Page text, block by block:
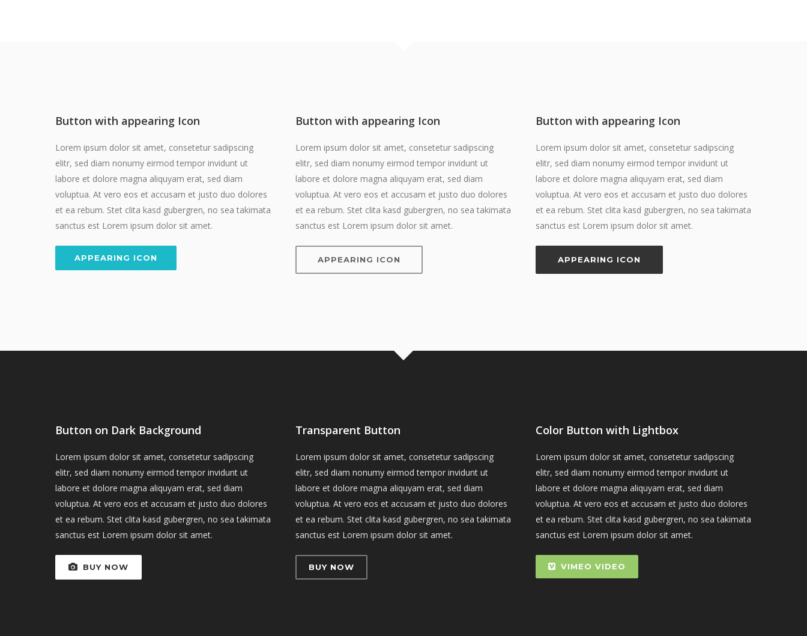
Button with appearing Icon
Lorem ipsum dolor sit amet, consetetur sadipscing
elitr, sed diam nonumy eirmod tempor invidunt ut
labore et dolore magna aliquyam erat, sed diam
voluptua. At vero eos et accusam et justo duo dolores
et ea rebum. Stet clita kasd gubergren, no sea takimata
sanctus est Lorem ipsum dolor sit amet.
APPEARING ICON
Button with appearing Icon
Lorem ipsum dolor sit amet, consetetur sadipscing
elitr, sed diam nonumy eirmod tempor invidunt ut
labore et dolore magna aliquyam erat, sed diam
voluptua. At vero eos et accusam et justo duo dolores
et ea rebum. Stet clita kasd gubergren, no sea takimata
sanctus est Lorem ipsum dolor sit amet.
APPEARING ICON
Button with appearing Icon
Lorem ipsum dolor sit amet, consetetur sadipscing
elitr, sed diam nonumy eirmod tempor invidunt ut
labore et dolore magna aliquyam erat, sed diam
voluptua. At vero eos et accusam et justo duo dolores
et ea rebum. Stet clita kasd gubergren, no sea takimata
sanctus est Lorem ipsum dolor sit amet.
APPEARING ICON
Button on Dark Background
Lorem ipsum dolor sit amet, consetetur sadipscing
elitr, sed diam nonumy eirmod tempor invidunt ut
labore et dolore magna aliquyam erat, sed diam
voluptua. At vero eos et accusam et justo duo dolores
et ea rebum. Stet clita kasd gubergren, no sea takimata
sanctus est Lorem ipsum dolor sit amet.
BUY NOW
Transparent Button
Lorem ipsum dolor sit amet, consetetur sadipscing
elitr, sed diam nonumy eirmod tempor invidunt ut
labore et dolore magna aliquyam erat, sed diam
voluptua. At vero eos et accusam et justo duo dolores
et ea rebum. Stet clita kasd gubergren, no sea takimata
sanctus est Lorem ipsum dolor sit amet.
BUY NOW
Color Button with Lightbox
Lorem ipsum dolor sit amet, consetetur sadipscing
elitr, sed diam nonumy eirmod tempor invidunt ut
labore et dolore magna aliquyam erat, sed diam
voluptua. At vero eos et accusam et justo duo dolores
et ea rebum. Stet clita kasd gubergren, no sea takimata
sanctus est Lorem ipsum dolor sit amet.
VIMEO VIDEO